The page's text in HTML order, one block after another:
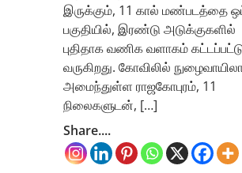
இருக்கும், 11 கால் மண்படத்தை
பகுதியில், இரண்டு அடுக்குகளில்
புதிதாக வணிக வளாகம்
வருகிறது. கோவிலில்
அமைந்துள்ள ராஜகோபுரம், 11
நிலைகளுடன், […]
Share....